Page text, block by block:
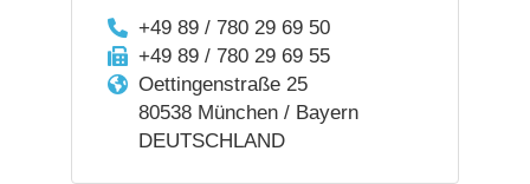
+49 89 / 780 29 69 50
+49 89 / 780 29 69 55
Oettingenstraße 25
80538 München / Bayern
DEUTSCHLAND